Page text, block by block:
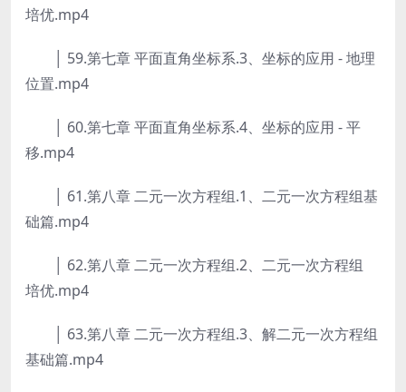
培优.mp4
│ 59.第七章 平面直角坐标系.3、坐标的应用 - 地理
位置.mp4
│ 60.第七章 平面直角坐标系.4、坐标的应用 - 平
移.mp4
│ 61.第八章 二元一次方程组.1、二元一次方程组基
础篇.mp4
│ 62.第八章 二元一次方程组.2、二元一次方程组
培优.mp4
│ 63.第八章 二元一次方程组.3、解二元一次方程组
基础篇.mp4